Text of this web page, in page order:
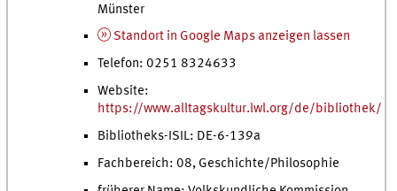
Münster
Standort in Google Maps anzeigen lassen
Telefon: 0251 8324633
Website:
https://www.alltagskultur.lwl.org/de/bibliothek/
Bibliotheks-ISIL: DE-6-139a
Fachbereich: 08, Geschichte/Philosophie